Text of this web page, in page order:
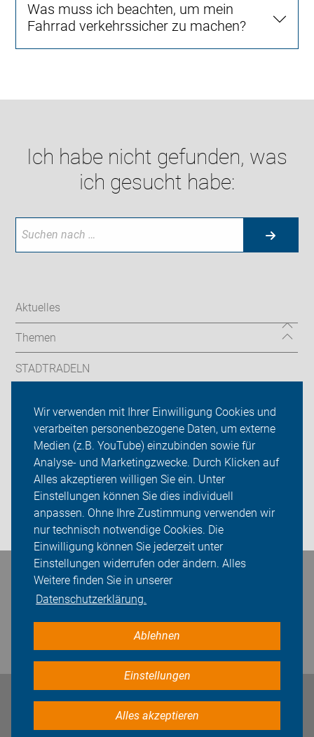
Wir verwenden mit Ihrer Einwilligung Cookies und
verarbeiten personenbezogene Daten, um externe
Medien (z.B. YouTube) einzubinden sowie für
Analyse- und Marketingzwecke. Durch Klicken auf
Alles akzeptieren willigen Sie ein. Unter
Einstellungen können Sie dies individuell
anpassen. Ohne Ihre Zustimmung verwenden wir
nur technisch notwendige Cookies. Die
Einwilligung können Sie jederzeit unter
Einstellungen widerrufen oder ändern. Alles
Weitere finden Sie in unserer
Datenschutzerklärung.
Ablehnen
Einstellungen
Alles akzeptieren
Was muss ich beachten, um mein
Fahrrad verkehrssicher zu machen?
Ich habe nicht gefunden, was
ich gesucht habe:
Aktuelles
Themen
STADTRADELN
ADFC Hamburg
Sei dabei
Presse
Login
Bleiben Sie in Kontakt